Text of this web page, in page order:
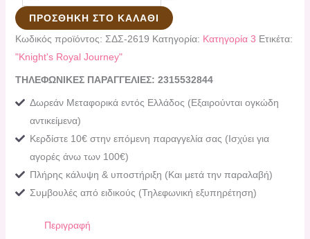
ΠΡΟΣΘΉΚΗ ΣΤΟ ΚΑΛΆΘΙ
Κωδικός προϊόντος: ΣΔΣ-2619 Κατηγορία: Κατηγορία 3 Ετικέτα:
"Knight's Royal Journey"
ΤΗΛΕΦΩΝΙΚΕΣ ΠΑΡΑΓΓΕΛΙΕΣ: 2315532844
Δωρεάν Μεταφορικά εντός Ελλάδος (Εξαιρούνται ογκώδη
αντικείμενα)
Κερδίστε 10€ στην επόμενη παραγγελία σας (Ισχύει για
αγορές άνω των 100€)
Πλήρης κάλυψη & υποστήριξη (Και μετά την παραλαβή)
Συμβουλές από ειδικούς (Τηλεφωνική εξυπηρέτηση)
Περιγραφή